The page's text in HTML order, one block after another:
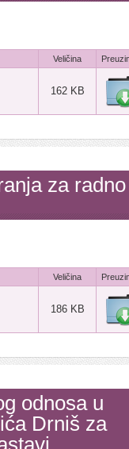
Veličina
162 KB
za radno
Veličina
186 KB
odnosa u
Drniš za